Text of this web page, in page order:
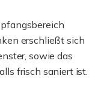
erschließt sich
sowie das
frisch saniert ist.